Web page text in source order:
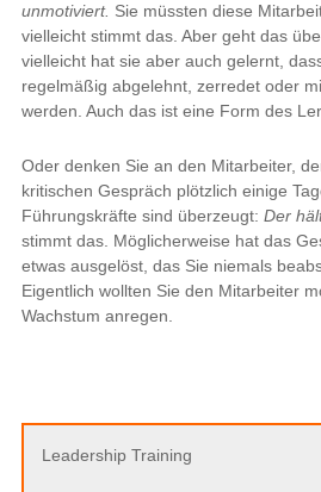
unmotiviert. Sie müssten diese
vielleicht stimmt das. Aber geht das
vielleicht hat sie aber auch gelernt,
regelmäßig abgelehnt, zerredet oder
werden. Auch das ist eine Form des
Oder denken Sie an den Mitarbeiter,
kritischen Gespräch plötzlich einige
Führungskräfte sind überzeugt: Der
stimmt das. Möglicherweise hat das
etwas ausgelöst, das Sie niemals
Eigentlich wollten Sie den Mitarbeiter
Wachstum anregen.
Leadership Training